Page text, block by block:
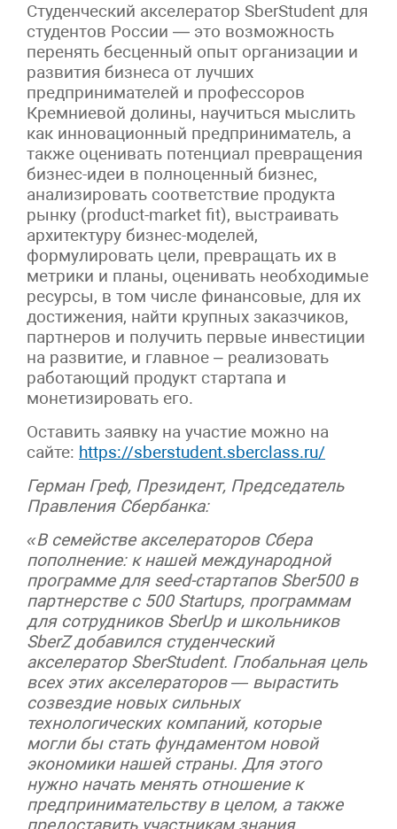
Студенческий акселератор SberStudent для
студентов России — это возможность
перенять бесценный опыт организации и
развития бизнеса от лучших
предпринимателей и профессоров
Кремниевой долины, научиться мыслить
как инновационный предприниматель, а
также оценивать потенциал превращения
бизнес-идеи в полноценный бизнес,
анализировать соответствие продукта
рынку (product-market fit), выстраивать
архитектуру бизнес-моделей,
формулировать цели, превращать их в
метрики и планы, оценивать необходимые
ресурсы, в том числе финансовые, для их
достижения, найти крупных заказчиков,
партнеров и получить первые инвестиции
на развитие, и главное – реализовать
работающий продукт стартапа и
монетизировать его.
Оставить заявку на участие можно на
сайте: https://sberstudent.sberclass.ru/
Герман Греф, Президент, Председатель
Правления Сбербанка:
«В семействе акселераторов Сбера
пополнение: к нашей международной
программе для seed-стартапов Sber500 в
партнерстве с 500 Startups, программам
для сотрудников SberUp и школьников
SberZ добавился студенческий
акселератор SberStudent. Глобальная цель
всех этих акселераторов — вырастить
созвездие новых сильных
технологических компаний, которые
могли бы стать фундаментом новой
экономики нашей страны. Для этого
нужно начать менять отношение к
предпринимательству в целом, а также